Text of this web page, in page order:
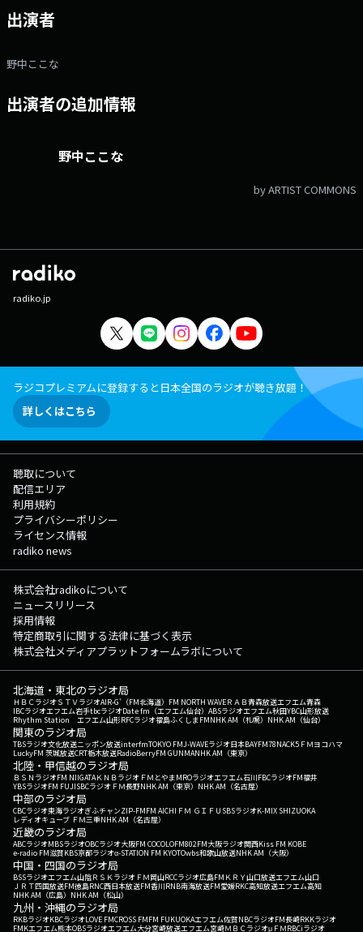
https://audee-membership.jp/cocona-nonaka メッセージフォーム：
https://www.tfm.co.jp/f/cocona-nonaka/message Xハッシュタグは
出演者
野中ここな
出演者の追加情報
野中ここな
by ARTIST COMMONS
radiko.jp
ラジコプレミアムに登録すると日本全国のラジオが聴き放題！
詳しくはこちら
聴取について
配信エリア
利用規約
プライバシーポリシー
ライセンス情報
radiko news
株式会社radikoについて
ニュースリリース
採用情報
特定商取引に関する法律に基づく表示
株式会社メディアプラットフォームラボについて
北海道・東北のラジオ局
ＨＢＣラジオＳＴＶラジオAIR-G'（FM北海道） FM NORTH WAVEＲＡＢ青森放送エフエム青森
IBCラジオエフエム岩手tbcラジオDate fm（エフエム仙台） ABSラジオエフエム秋田YBC山形放送
Rhythm Station エフエム山形RFCラジオ福島ふくしまFMNHK AM（札幌） NHK AM（仙台）
関東のラジオ局
TBSラジオ文化放送ニッポン放送interfmTOKYO FMJ-WAVEラジオ日本BAYFM78NACK5 ＦＭヨコハマ
LuckyFM 茨城放送CRT栃木放送RadioBerryFM GUNMANHK AM（東京）
北陸・甲信越のラジオ局
ＢＳＮラジオFM NIIGATAＫＮＢラジオ ＦＭとやまMROラジオエフエム石川FBCラジオFM福井
YBSラジオFM FUJISBCラジオ ＦＭ長野NHK AM（東京） NHK AM（名古屋）
中部のラジオ局
CBCラジオ東海ラジオぎふチャンZIP-FMFM AICHI ＦＭ ＧＩＦＵ SBSラジオK-MIX SHIZUOKA
レディオキューブ ＦＭ三重NHK AM（名古屋）
近畿のラジオ局
ABCラジオMBSラジオOBCラジオ大阪FM COCOLOFM802FM大阪ラジオ関西Kiss FM KOBE
e-radio FM滋賀KBS京都ラジオα-STATION FM KYOTOwbs和歌山放送NHK AM（大阪）
中国・四国のラジオ局
BSSラジオエフエム山陰ＲＳＫラジオ ＦＭ岡山RCCラジオ広島FM ＫＲＹ山口放送エフエム山口
ＪＲＴ四国放送FM徳島RNC西日本放送FM香川RNB南海放送FM愛媛RKC高知放送エフエム高知
NHK AM（広島） NHK AM（松山）
九州・沖縄のラジオ局
RKBラジオKBCラジオLOVE FMCROSS FMFM FUKUOKAエフエム佐賀NBCラジオFM長崎RKKラジオ
FMKエフエム熊本OBSラジオエフエム大分宮崎放送エフエム宮崎ＭＢＣラジオμＦＭRBCiラジオ